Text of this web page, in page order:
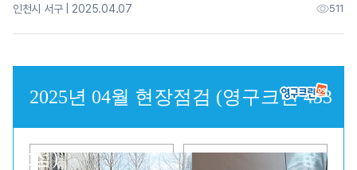
인천시 서구 | 2025.04.07
511
2025년 04월 현장점검 (영구크린 433
호점)